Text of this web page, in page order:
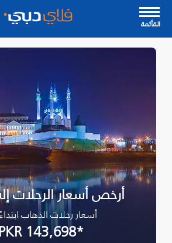
القأئمة
أرخص أسعار الرحلات
أسعار رحلات الذهاب
*PKR 143,698